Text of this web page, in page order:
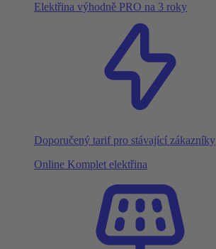
Elektřina výhodně PRO na 3 roky
Doporučený tarif pro stávající zákazníky
Online Komplet elektřina